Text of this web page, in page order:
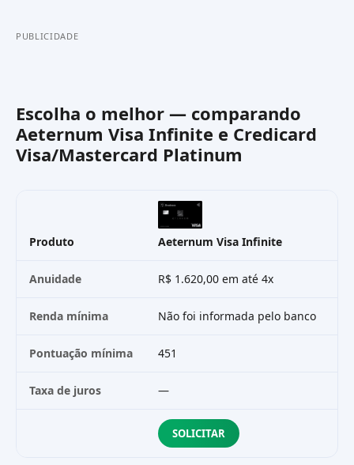
PUBLICIDADE
Escolha o melhor — comparando
Aeternum Visa Infinite e Credicard
Visa/Mastercard Platinum
Produto Aeternum Visa Infinite
Anuidade R$ 1.620,00 em até 4x
Renda mínima Não foi informada pelo banco
Pontuação mínima 451
Taxa de juros —
SOLICITAR